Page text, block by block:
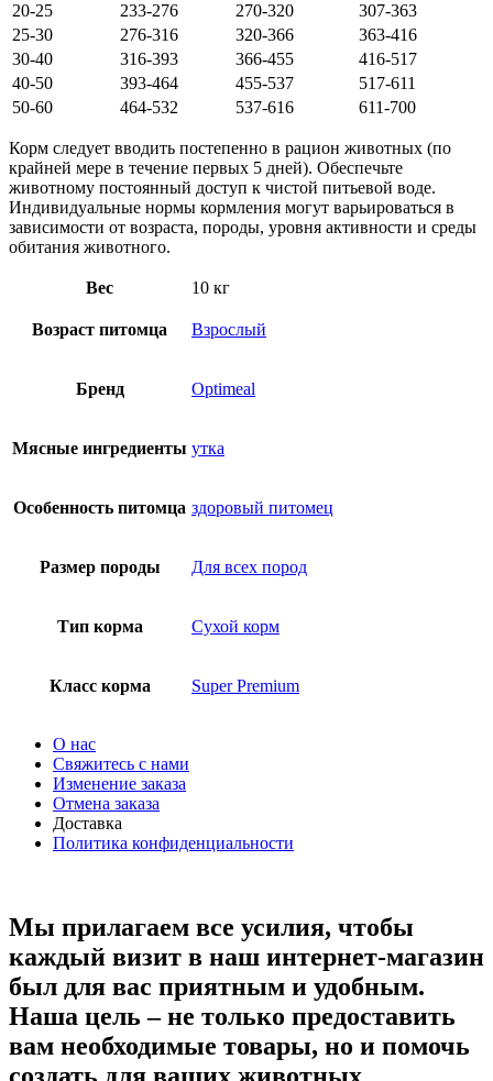
20-25
233-276 270-320
307-363
25-30
276-316 320-366
363-416
30-40
316-393 366-455
416-517
40-50
393-464 455-537
517-611
50-60
464-532 537-616 611-700
Корм следует вводить постепенно в рацион животных (по
крайней мере в течение первых 5 дней). Обеспечьте
животному постоянный доступ к чистой питьевой воде.
Индивидуальные нормы кормления могут варьироваться в
зависимости от возраста, породы, уровня активности и среды
обитания животного.
Вес 10 кг
Возраст питомца Взрослый
Бренд Optimeal
Мясные ингредиенты утка
Особенность питомца здоровый питомец
Размер породы Для всех пород
Тип корма Сухой корм
Класс корма Super Premium
О нас
Свяжитесь с нами
Изменение заказа
Отмена заказа
Доставка
Политика конфиденциальности
Мы прилагаем все усилия, чтобы
каждый визит в наш интернет-магазин
был для вас приятным и удобным.
Наша цель – не только предоставить
вам необходимые товары, но и помочь
создать для ваших животных